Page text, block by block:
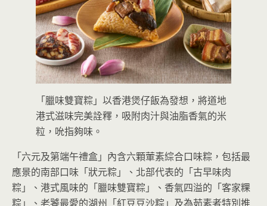
「臘味雙寶粽」以香港煲仔飯為發想，將道地
港式滋味完美詮釋，吸附肉汁與油脂香氣的米
粒，吮指夠味。
「六元及第端午禮盒」內含六顆葷素綜合口味粽，包括最
應景的南部口味「狀元粽」、北部代表的「古早味肉
粽」、港式風味的「臘味雙寶粽」、香氣四溢的「客家粿
粽」、老饕最愛的湖州「紅豆豆沙粽」及為茹素者特別推